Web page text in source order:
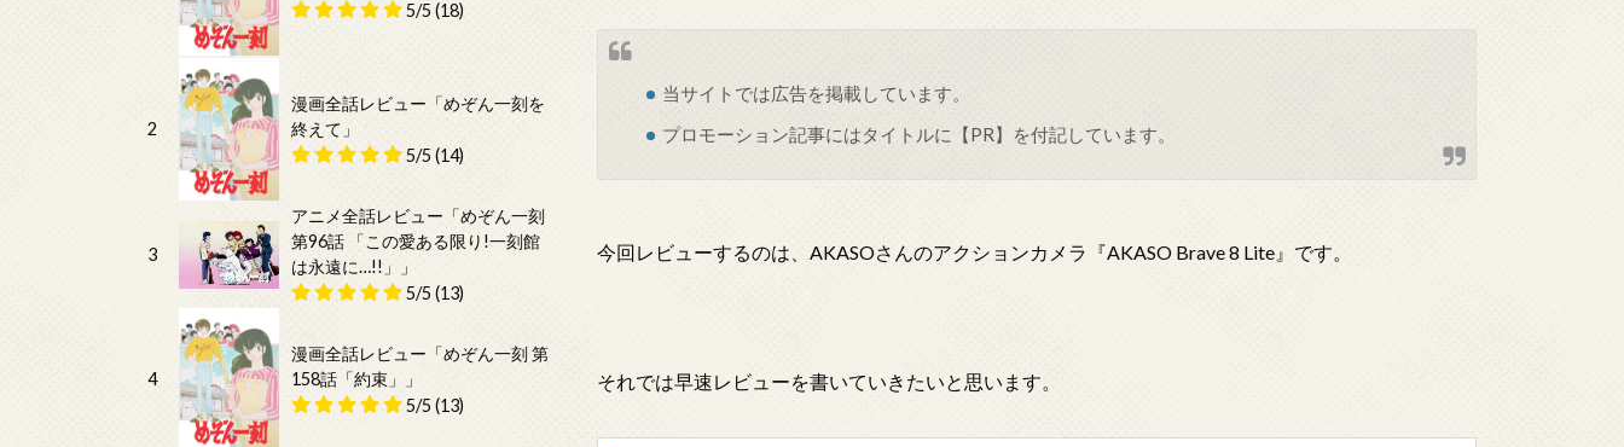
当サイトでは広告を掲載しています。
プロモーション記事にはタイトルに【PR】を付記しています。
今回レビューするのは、AKASOさんのアクションカメラ『AKASO Brave 8 Lite』です。
それでは早速レビューを書いていきたいと思います。
5/5 (18)
2
漫画全話レビュー「めぞん一刻を
終えて」
5/5 (14)
3
アニメ全話レビュー「めぞん一刻
第96話 「この愛ある限り!一刻館
は永遠に…!!」」
5/5 (13)
4
漫画全話レビュー「めぞん一刻 第
158話「約束」」
5/5 (13)